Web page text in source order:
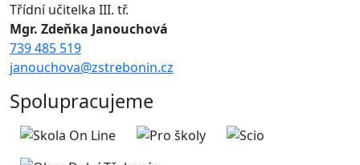
Třídní učitelka III. tř.
Mgr. Zdeňka Janouchová
739 485 519
janouchova@zstrebonin.cz
Spolupracujeme